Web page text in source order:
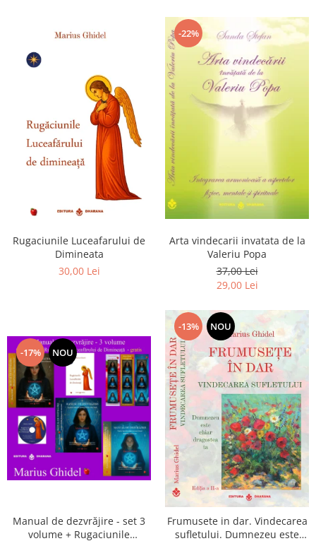
Rugaciunile Luceafarului de
Dimineata
30,00 Lei
-22%
Arta vindecarii invatata de la
Valeriu Popa
37,00 Lei
29,00 Lei
-17% NOU
Manual de dezvrăjire - set 3
volume + Rugaciunile
-13% NOU
Frumusete in dar. Vindecarea
sufletului. Dumnezeu este